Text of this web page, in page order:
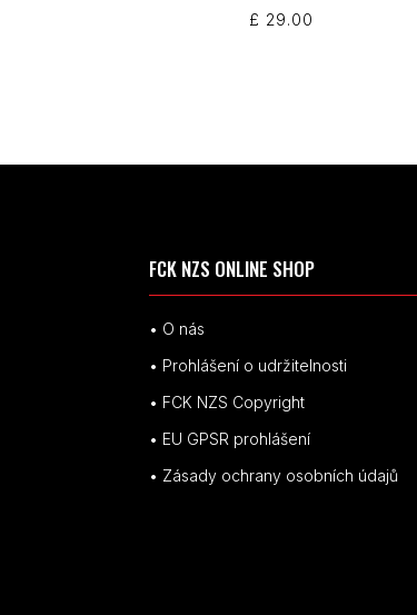
£ 29.00
FCK NZS ONLINE SHOP
• O nás
• Prohlášení o udržitelnosti
• FCK NZS Copyright
• EU GPSR prohlášení
• Zásady ochrany osobních údajů